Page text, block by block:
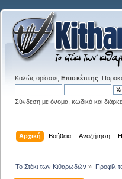
Καλώς ορίσατε, Επισκέπτης .
Σύνδεση με όνομα, κωδικό και
Αρχική Βοήθεια Αναζήτηση
Το Στέκι των Κιθαρωδών » Προφίλ